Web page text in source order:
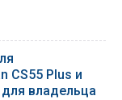
CS55 Plus и
владельца